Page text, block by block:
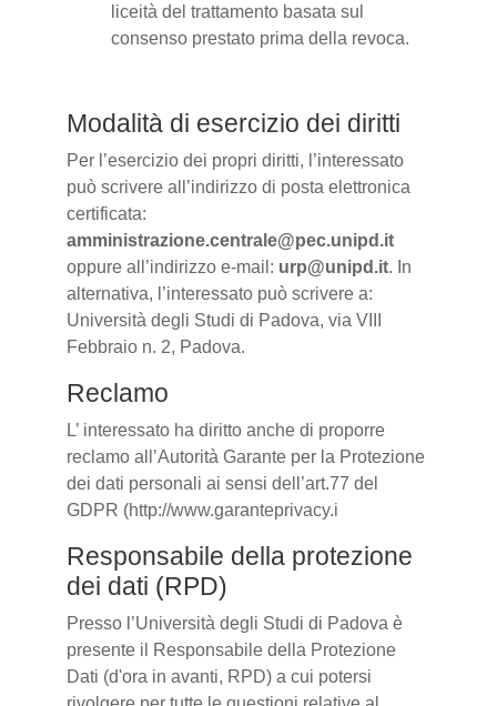
liceità del trattamento basata sul
consenso prestato prima della revoca.
Modalità di esercizio dei diritti
Per l’esercizio dei propri diritti, l’interessato
può scrivere all’indirizzo di posta elettronica
certificata:
amministrazione.centrale@pec.unipd.it
oppure all’indirizzo e-mail: urp@unipd.it. In
alternativa, l’interessato può scrivere a:
Università degli Studi di Padova, via VIII
Febbraio n. 2, Padova.
Reclamo
L’ interessato ha diritto anche di proporre
reclamo all’Autorità Garante per la Protezione
dei dati personali ai sensi dell’art.77 del
GDPR (http://www.garanteprivacy.i
Responsabile della protezione
dei dati (RPD)
Presso l’Università degli Studi di Padova è
presente il Responsabile della Protezione
Dati (d'ora in avanti, RPD) a cui potersi